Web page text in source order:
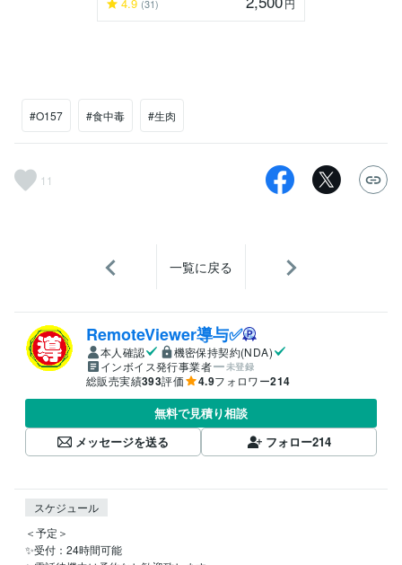
4.9 (31) 円
#O157 #食中毒 #生肉
11
一覧に戻る
RemoteViewer導与✅
本人確認
機密保持契約(NDA)
インボイス発行事業者
未登録
総販売実績393評価 4.9フォロワー214
無料で見積り相談
メッセージを送る
フォロー214
スケジュール
＜予定＞
✨受付：24時間可能